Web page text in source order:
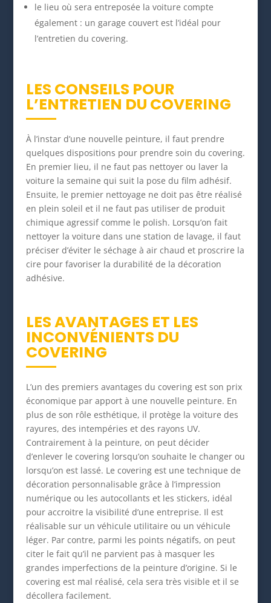
le lieu où sera entreposée la voiture compte
également : un garage couvert est l’idéal pour
l’entretien du covering.
LES CONSEILS POUR
L’ENTRETIEN DU COVERING
À l’instar d’une nouvelle peinture, il faut prendre
quelques dispositions pour prendre soin du covering.
En premier lieu, il ne faut pas nettoyer ou laver la
voiture la semaine qui suit la pose du film adhésif.
Ensuite, le premier nettoyage ne doit pas être réalisé
en plein soleil et il ne faut pas utiliser de produit
chimique agressif comme le polish. Lorsqu’on fait
nettoyer la voiture dans une station de lavage, il faut
préciser d’éviter le séchage à air chaud et proscrire la
cire pour favoriser la durabilité de la décoration
adhésive.
LES AVANTAGES ET LES
INCONVÉNIENTS DU
COVERING
L’un des premiers avantages du covering est son prix
économique par apport à une nouvelle peinture. En
plus de son rôle esthétique, il protège la voiture des
rayures, des intempéries et des rayons UV.
Contrairement à la peinture, on peut décider
d’enlever le covering lorsqu’on souhaite le changer ou
lorsqu’on est lassé. Le covering est une technique de
décoration personnalisable grâce à l’impression
numérique ou les autocollants et les stickers, idéal
pour accroitre la visibilité d’une entreprise. Il est
réalisable sur un véhicule utilitaire ou un véhicule
léger. Par contre, parmi les points négatifs, on peut
citer le fait qu’il ne parvient pas à masquer les
grandes imperfections de la peinture d’origine. Si le
covering est mal réalisé, cela sera très visible et il se
décollera facilement.